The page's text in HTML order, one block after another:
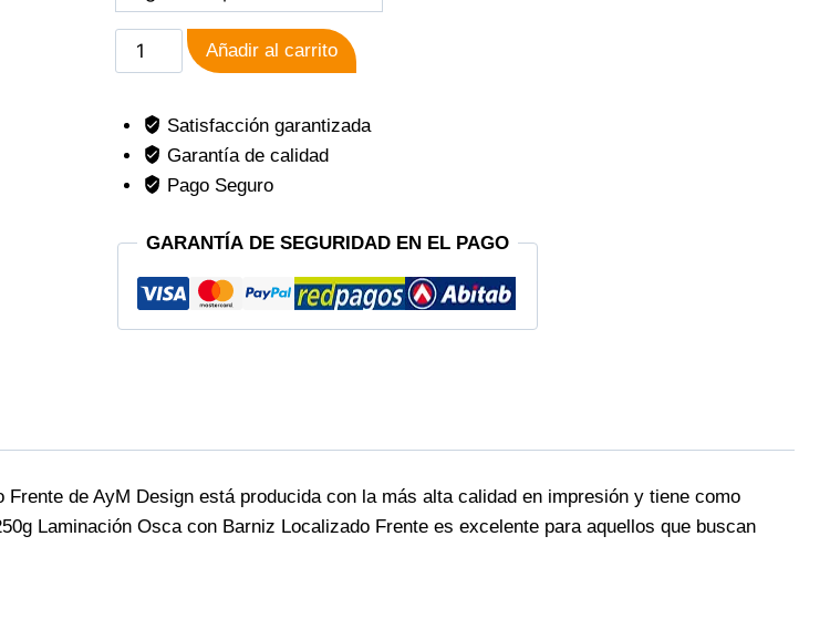
Añadir al carrito
Satisfacción garantizada
Garantía de calidad
Pago Seguro
GARANTÍA DE SEGURIDAD EN EL PAGO
de AyM Design está producida con la más alta calidad en impresión y tiene como
Laminación Osca con Barniz Localizado Frente es excelente para aquellos que buscan